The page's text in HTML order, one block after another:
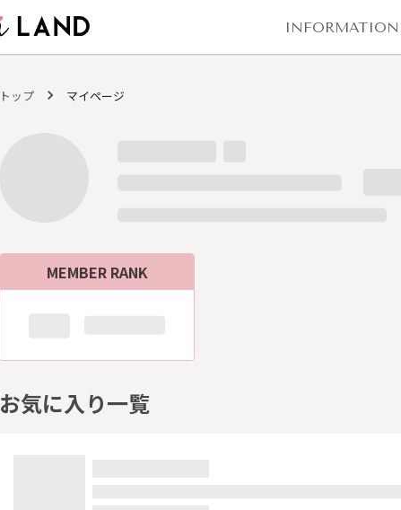
INFORMATION
トップ マイページ
MEMBER RANK
お気に入り一覧